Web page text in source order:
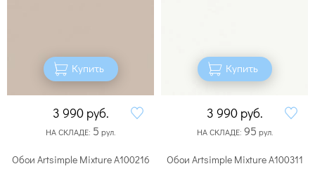
Купить
3 990 руб.
НА СКЛАДЕ: 5 рул.
Купить
3 990 руб.
НА СКЛАДЕ: 95 рул.
Обои Artsimple Mixture A100216
Обои Artsimple Mixture A100311